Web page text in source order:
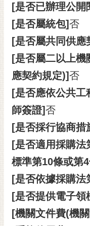
[是否已辦理公開
[是否屬統包]否
[是否屬共同供應
[是否屬二以上
應契約規定)]否
[是否應依公共工
師簽證]否
[是否採行協商措
[是否適用採購法
標準第10條或第
[是否依據採購法
[是否提供電子領
[機關文件費(機